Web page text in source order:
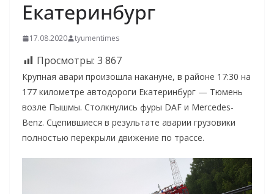
Екатеринбург
17.08.2020 tyumentimes
Просмотры: 3 867
Крупная авари произошла накануне, в районе 17:30 на
177 километре автодороги Екатеринбург — Тюмень
возле Пышмы. Столкнулись фуры DAF и Mercedes-
Benz. Сцепившиеся в результате аварии грузовики
полностью перекрыли движение по трассе.